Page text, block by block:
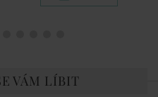
VÁM LÍBIT